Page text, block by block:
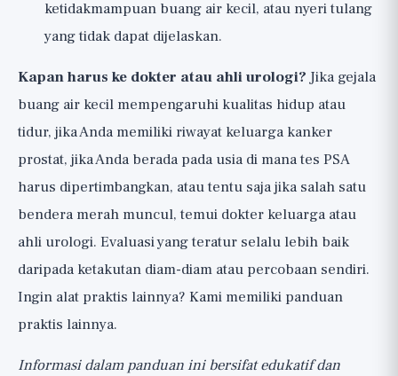
ketidakmampuan buang air kecil, atau nyeri tulang
yang tidak dapat dijelaskan.
Kapan harus ke dokter atau ahli urologi?Jika gejala
buang air kecil mempengaruhi kualitas hidup atau
tidur, jika Anda memiliki riwayat keluarga kanker
prostat, jika Anda berada pada usia di mana tes PSA
harus dipertimbangkan, atau tentu saja jika salah satu
bendera merah muncul, temui dokter keluarga atau
ahli urologi. Evaluasi yang teratur selalu lebih baik
daripada ketakutan diam-diam atau percobaan sendiri.
Ingin alat praktis lainnya? Kami memiliki panduan
praktis lainnya.
Informasi dalam panduan ini bersifat edukatif dan